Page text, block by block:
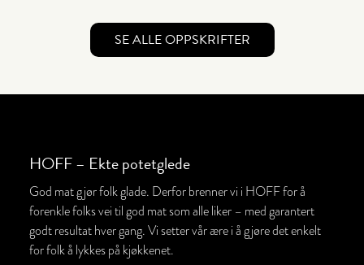
SE ALLE OPPSKRIFTER
HOFF – Ekte potetglede
God mat gjør folk glade. Derfor brenner vi i HOFF for å
forenkle folks vei til god mat som alle liker – med garantert
godt resultat hver gang. Vi setter vår ære i å gjøre det enkelt
for folk å lykkes på kjøkkenet.